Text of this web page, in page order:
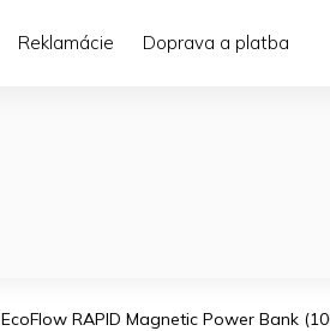
Reklamácie Doprava a platba
EcoFlow RAPID Magnetic Power Bank